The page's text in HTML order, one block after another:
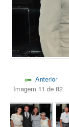
Anterior
Imagem 11 de 82